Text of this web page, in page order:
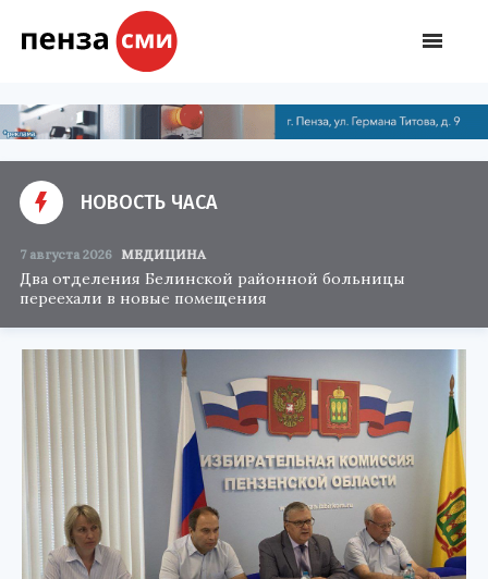
НОВОСТЬ ЧАСА
7 августа 2026 МЕДИЦИНА
Два отделения Белинской районной больницы
переехали в новые помещения